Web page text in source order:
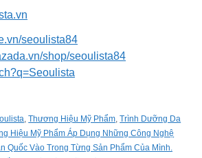
seoulista84
shop/seoulista84
,Thương Hiệu Mỹ Phẩm,Trình Dưỡng Da
Hiệu Mỹ Phẩm Áp Dụng Những Công Nghệ
Quốc Vào Trong Từng Sản Phẩm Của Mình.